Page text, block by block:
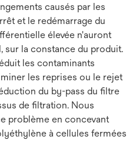
causés par les
et le redémarrage du
élevée n'auront
sur la constance du produit.
les contaminants
les reprises ou le rejet
du by-pass du filtre
de filtration. Nous
problème en concevant
à cellules fermées